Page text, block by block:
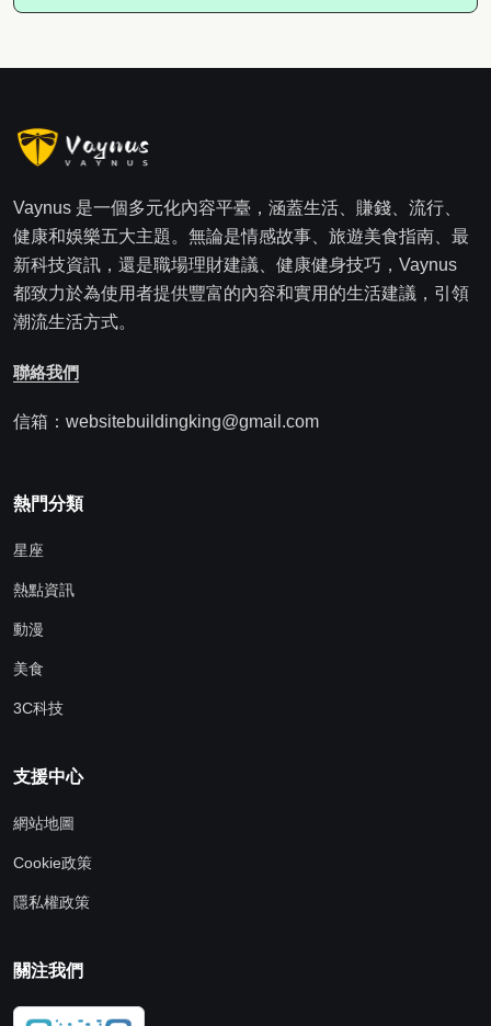
Vaynus 是一個多元化內容平臺，涵蓋生活、賺錢、流行、
健康和娛樂五大主題。無論是情感故事、旅遊美食指南、最
新科技資訊，還是職場理財建議、健康健身技巧，Vaynus
都致力於為使用者提供豐富的內容和實用的生活建議，引領
潮流生活方式。
聯絡我們
信箱：websitebuildingking@gmail.com
熱門分類
星座
熱點資訊
動漫
美食
3C科技
支援中心
網站地圖
Cookie政策
隱私權政策
關注我們